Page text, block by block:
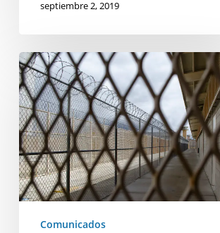
septiembre 2, 2019
Negar
el
derecho
a
la
libertad
personal
constituye
privación
Comunicados